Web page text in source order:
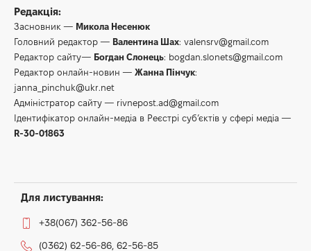
Редакція:
Засновник — Микола Несенюк
Головний редактор — Валентина Шах: valensrv@gmail.com
Редактор сайту— Богдан Слонець: bogdan.slonets@gmail.com
Редактор онлайн-новин — Жанна Пінчук:
janna_pinchuk@ukr.net
Адміністратор сайту — rivnepost.ad@gmail.com
Ідентифікатор онлайн-медіа в Реєстрі суб’єктів у сфері медіа —
R-30-01863
Для листування:
+38(067) 362-56-86
(0362) 62-56-86, 62-56-85